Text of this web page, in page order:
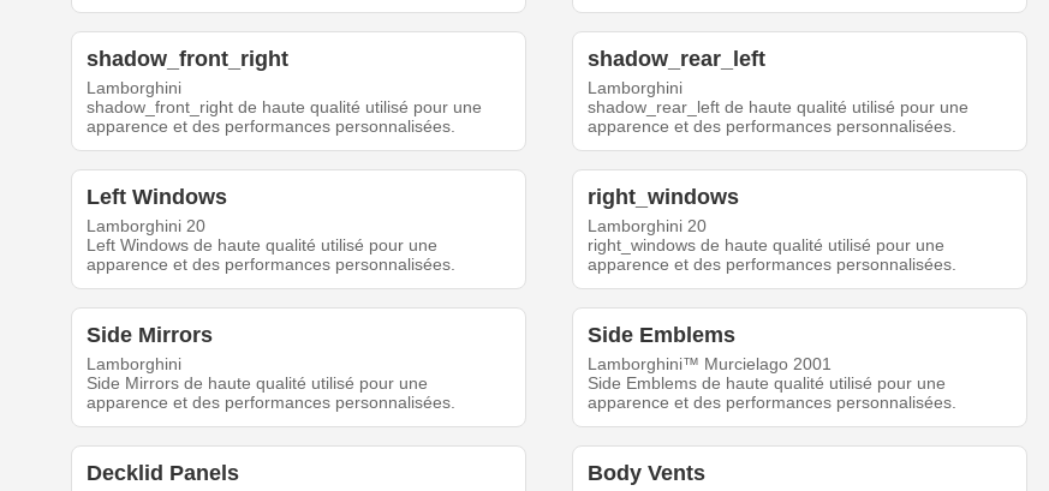
shadow_front_right
Lamborghini
shadow_front_right de haute qualité utilisé pour une
apparence et des performances personnalisées.
shadow_rear_left
Lamborghini
shadow_rear_left de haute qualité utilisé pour une
apparence et des performances personnalisées.
Left Windows
Lamborghini 20
Left Windows de haute qualité utilisé pour une
apparence et des performances personnalisées.
right_windows
Lamborghini 20
right_windows de haute qualité utilisé pour une
apparence et des performances personnalisées.
Side Mirrors
Lamborghini
Side Mirrors de haute qualité utilisé pour une
apparence et des performances personnalisées.
Side Emblems
Lamborghini™ Murcielago 2001
Side Emblems de haute qualité utilisé pour une
apparence et des performances personnalisées.
Decklid Panels Body Vents